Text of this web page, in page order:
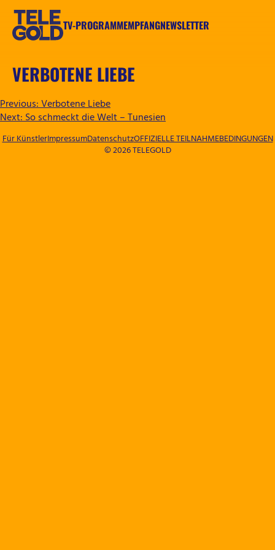
Zum
springen
TV-PROGRAMMEMPFANGNEWSLETTER
VERBOTENE LIEBE
BEITRAGSNAVIGATION
Previous:Verbotene Liebe
Next:So schmeckt die Welt – Tunesien
© 2026 TELEGOLD
Für KünstlerImpressumDatenschutzOFFIZIELLE TEILNAHMEBEDINGUNGEN